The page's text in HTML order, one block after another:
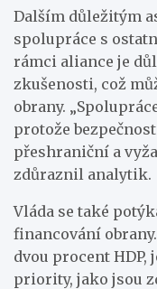
Dalším důležitým
spolupráce s
rámci aliance je
zkušenosti, což
obrany.
protože
přeshraniční a
zdůraznil analytik.
Vláda se také
financování
dvou procent HDP,
priority, jako jsou